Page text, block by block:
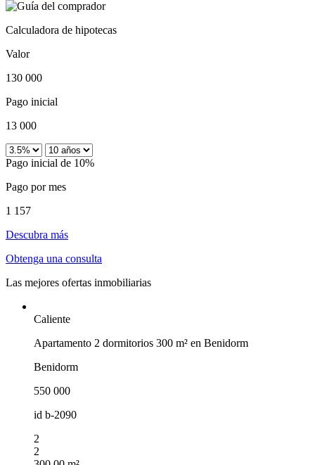
Calculadora de hipotecas
Valor
130 000
Pago inicial
13 000
Pago inicial de 10%
Pago por mes
1 157
Descubra más
Obtenga una consulta
Las mejores ofertas inmobiliarias
Caliente
Apartamento 2 dormitorios 300 m² en Benidorm
Benidorm
550 000
id b-2090
2
2